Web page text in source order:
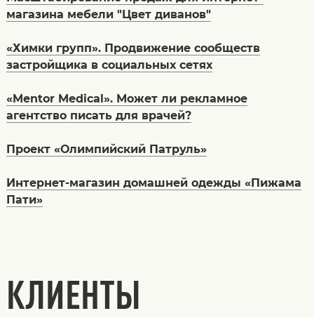
магазина мебели "Цвет диванов"
«Химки групп». Продвижение сообществ
застройщика в социальных сетях
«Mentor Medical». Может ли рекламное
агентство писать для врачей?
Проект «Олимпийский Патруль»
Интернет-магазин домашней одежды «Пижама
Пати»
КЛИЕНТЫ